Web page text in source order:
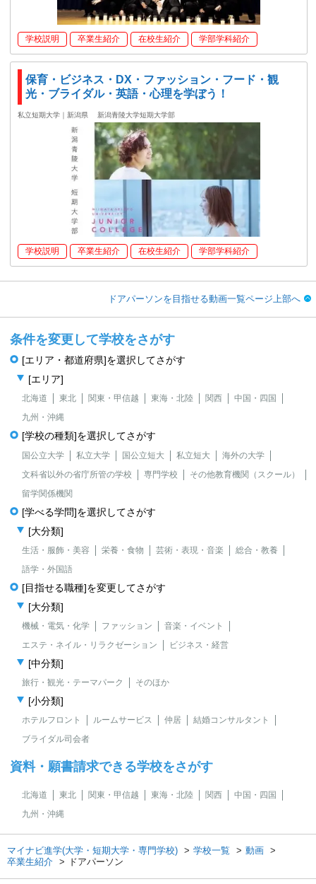
学校説明 卒業生紹介 在校生紹介 学部学科紹介
保育・ビジネス・DX・ファッション・フード・観
光・ブライダル・英語・心理を学ぼう！
私立短期大学｜新潟県 新潟青陵大学短期大学部
学校説明 卒業生紹介 在校生紹介 学部学科紹介
ドアパーソンを目指せる動画一覧ページ上部へ
条件を変更して学校をさがす
[エリア・都道府県]を選択してさがす
[エリア]
北海道 東北 関東・甲信越 東海・北陸 関西
中国・四国
九州・沖縄
[学校の種類]を選択してさがす
国公立大学 私立大学 国公立短大 私立短大
海外の大学
文科省以外の省庁所管の学校
専門学校
その他教育機関（スクール）
留学関係機関
[学べる学問]を選択してさがす
[大分類]
生活・服飾・美容 栄養・食物 芸術・表現・音楽
総合・教養
語学・外国語
[目指せる職種]を変更してさがす
[大分類]
機械・電気・化学 ファッション
音楽・イベント
エステ・ネイル・リラクゼーション
ビジネス・経営
[中分類]
旅行・観光・テーマパーク そのほか
[小分類]
ホテルフロント ルームサービス 仲居
結婚コンサルタント
ブライダル司会者
資料・願書請求できる学校をさがす
北海道 東北 関東・甲信越 東海・北陸 関西
中国・四国
九州・沖縄
マイナビ進学(大学・短期大学・専門学校) 学校一覧
動画
卒業生紹介
ドアパーソン